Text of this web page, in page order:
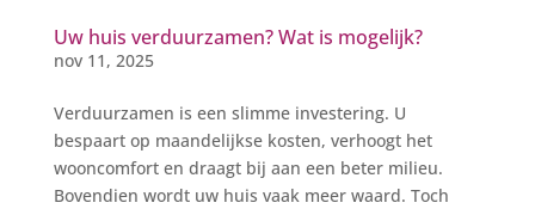
Uw huis verduurzamen? Wat is mogelijk?
nov 11, 2025
Verduurzamen is een slimme investering. U
bespaart op maandelijkse kosten, verhoogt het
wooncomfort en draagt bij aan een beter milieu.
Bovendien wordt uw huis vaak meer waard. Toch